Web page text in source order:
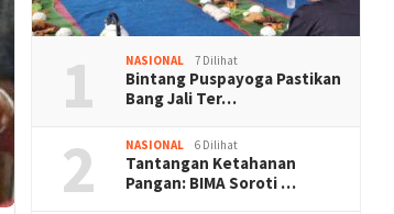
1 NASIONAL 7 Dilihat
Bintang Puspayoga Pastikan
Bang Jali Ter…
2 NASIONAL 6 Dilihat
Tantangan Ketahanan
Pangan: BIMA Soroti …